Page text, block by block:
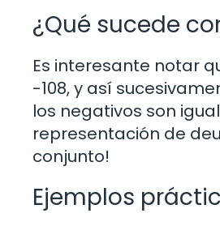
¿Qué sucede
Es interesante notar
-108, y así
los negativos son
representación de
conjunto!
Ejemplos